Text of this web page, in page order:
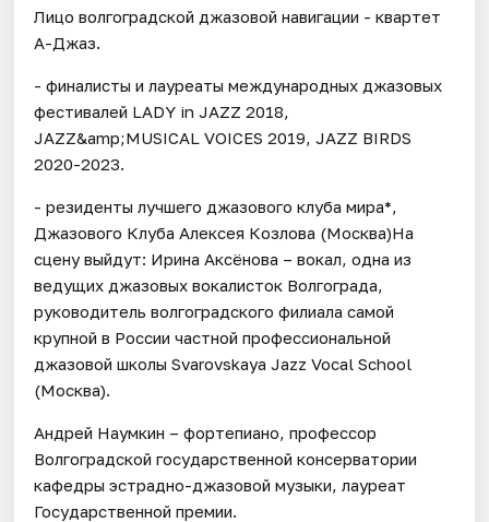
Лицо волгоградской джазовой навигации - квартет
А-Джаз.
- финалисты и лауреаты международных джазовых
фестивалей LADY in JAZZ 2018,
JAZZ&amp;MUSICAL VOICES 2019, JAZZ BIRDS
2020-2023.
- резиденты лучшего джазового клуба мира*,
Джазового Клуба Алексея Козлова (Москва)На
сцену выйдут: Ирина Аксёнова – вокал, одна из
ведущих джазовых вокалисток Волгограда,
руководитель волгоградского филиала самой
крупной в России частной профессиональной
джазовой школы Svarovskaya Jazz Vocal School
(Москва).
Андрей Наумкин – фортепиано, профессор
Волгоградской государственной консерватории
кафедры эстрадно-джазовой музыки, лауреат
Государственной премии.